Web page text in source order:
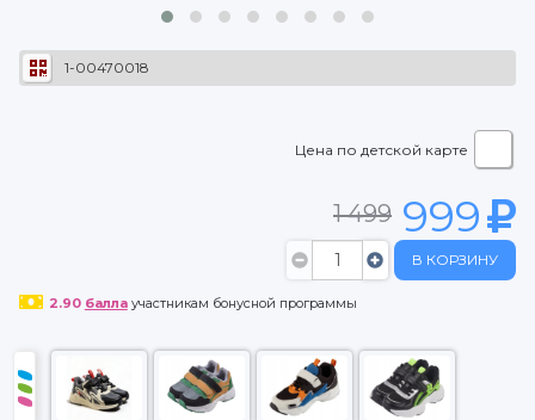
1-00470018
Цена по детской карте
1 499 999
В КОРЗИНУ
2.90 баллаучастникам бонусной программы